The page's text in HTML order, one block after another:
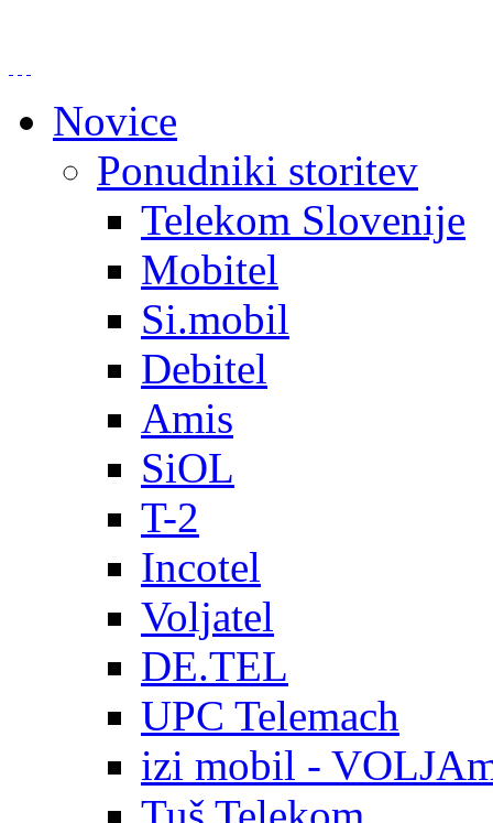
Novice
Ponudniki storitev
Telekom Slovenije
Mobitel
Si.mobil
Debitel
Amis
SiOL
T-2
Incotel
Voljatel
DE.TEL
UPC Telemach
izi mobil -